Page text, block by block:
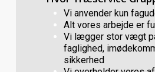
Vi anvender kun
Alt vores arbejde er
Vi lægger stor vægt
faglighed,
sikkerhed